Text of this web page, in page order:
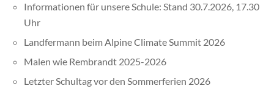
Informationen für unsere Schule: Stand 30.7.2026, 17.30
Uhr
Landfermann beim Alpine Climate Summit 2026
Malen wie Rembrandt 2025-2026
Letzter Schultag vor den Sommerferien 2026